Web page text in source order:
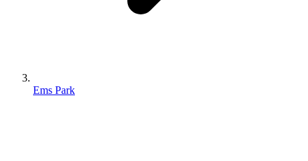
Ems Park